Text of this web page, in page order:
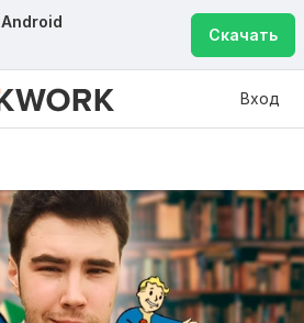
Android
Скачать
Вход